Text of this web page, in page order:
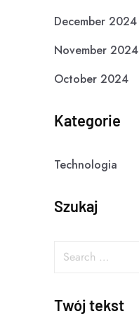
December 2024
November 2024
October 2024
Kategorie
Technologia
Szukaj
Twój tekst